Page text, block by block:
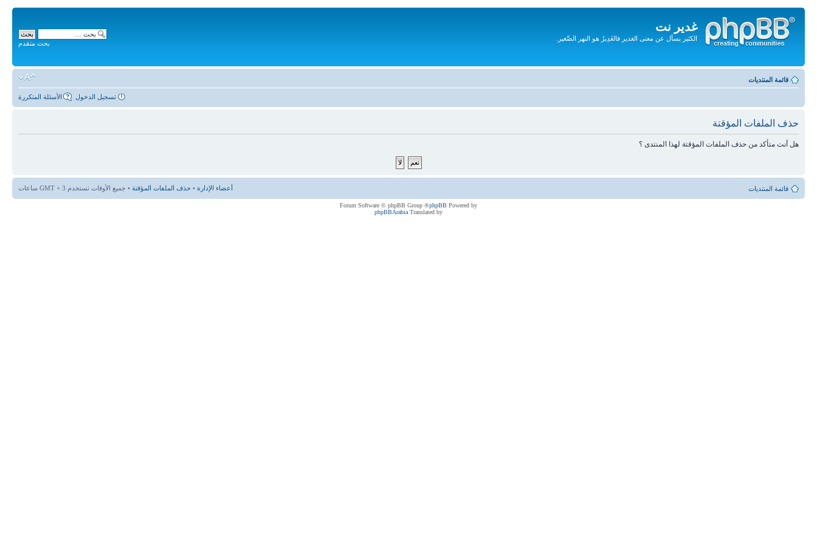
غدير نت
الكثير يسأل عن معنى الغدير فالغَدِيرُ هو النهر الصَّغير.
المحتويات
بحث متقدم
قائمة المنتديات
الأسئلة المتكررة تسجيل الدخول
حذف الملفات المؤقتة
هل أنت متأكد من حذف الملفات المؤقتة لهذا المنتدى ؟
قائمة المنتديات أعضاء الإدارة • حذف الملفات المؤقتة • جميع الأوقات تستخدم GMT + 3 ساعات
Powered by
phpBB
® Forum Software © phpBB Group
Translated by
phpBBArabia